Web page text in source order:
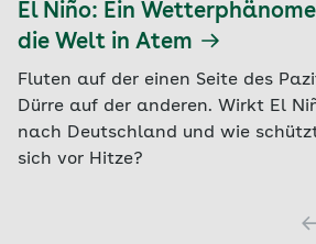
El Niño: Ein
die Welt in Atem
Fluten auf der einen Seite des
Dürre auf der anderen. Wirkt El
nach Deutschland und wie
sich vor Hitze?